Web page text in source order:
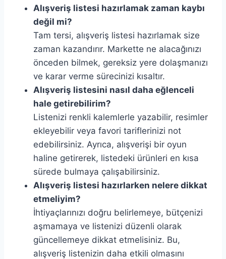
Alışveriş listesi hazırlamak zaman kaybı
değil mi?
Tam tersi, alışveriş listesi hazırlamak size
zaman kazandırır. Markette ne alacağınızı
önceden bilmek, gereksiz yere dolaşmanızı
ve karar verme sürecinizi kısaltır.
Alışveriş listesini nasıl daha eğlenceli
hale getirebilirim?
Listenizi renkli kalemlerle yazabilir, resimler
ekleyebilir veya favori tariflerinizi not
edebilirsiniz. Ayrıca, alışverişi bir oyun
haline getirerek, listedeki ürünleri en kısa
sürede bulmaya çalışabilirsiniz.
Alışveriş listesi hazırlarken nelere dikkat
etmeliyim?
İhtiyaçlarınızı doğru belirlemeye, bütçenizi
aşmamaya ve listenizi düzenli olarak
güncellemeye dikkat etmelisiniz. Bu,
alışveriş listenizin daha etkili olmasını